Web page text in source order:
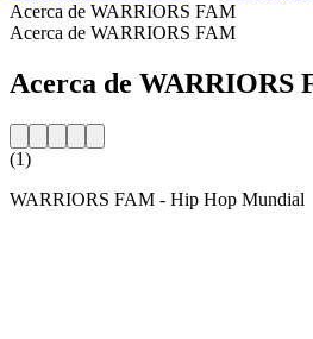
Acerca de WARRIORS FAM
Acerca de WARRIORS FAM
Acerca de WARRIORS
(1)
WARRIORS FAM - Hip Hop Mundial